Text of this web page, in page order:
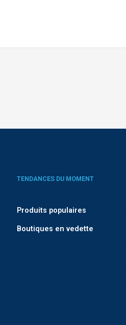
TENDANCES DU MOMENT
Produits populaires
Boutiques en vedette